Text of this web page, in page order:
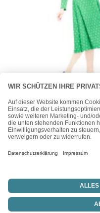
Vogue
Vogue Schnittmuster –
26,00€